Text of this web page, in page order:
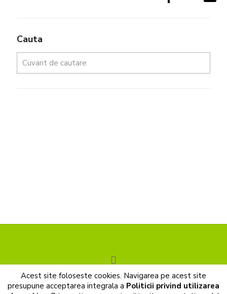
Cauta
© 2017 Cunoastere de sine. All Rights Reserved |
Prelucrarea datelor cu caracter personal|Politica de cookies
Acest site foloseste cookies. Navigarea pe acest site
presupune acceptarea integrala a Politicii privind utilizarea